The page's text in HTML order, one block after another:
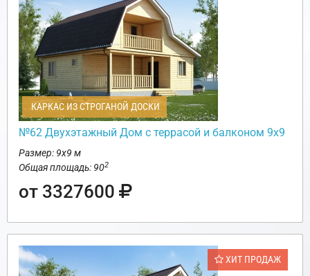
КАРКАС ИЗ СТРОГАНОЙ ДОСКИ
№62 Двухэтажный Дом с террасой и балконом 9х9
Размер: 9х9 м
Общая площадь: 902
от 3327600
ХИТ ПРОДАЖ